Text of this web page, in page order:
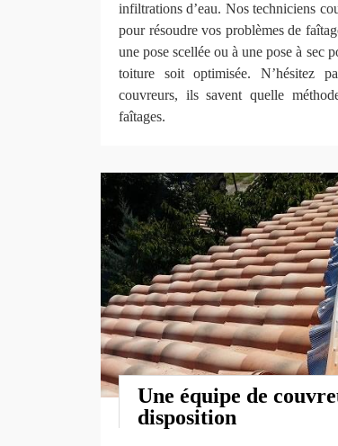
infiltrations d’eau. Nos techniciens
pour résoudre vos problèmes de
une pose scellée ou à une pose à sec
toiture soit optimisée. N’hésitez
couvreurs, ils savent quelle
faîtages.
Une équipe de
disposition